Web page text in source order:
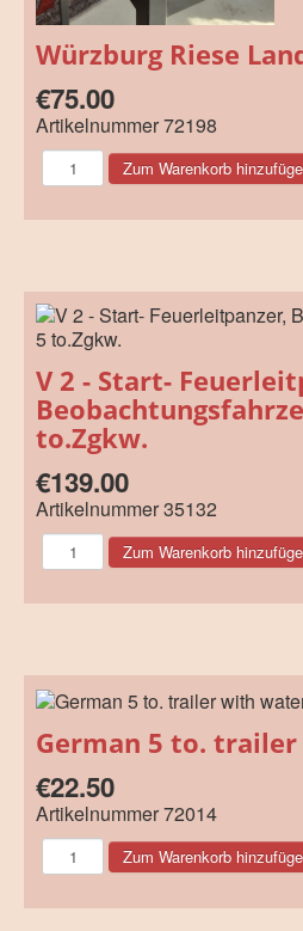
Würzburg Riese
€75.00
Artikelnummer72198
V 2 - Start-
to.Zgkw.
€139.00
Artikelnummer35132
German 5 to.
€22.50
Artikelnummer72014